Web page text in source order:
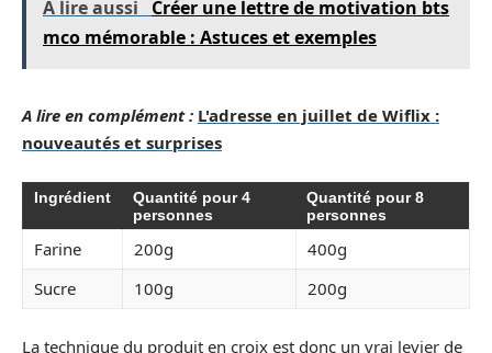
A lire aussi
Créer une lettre de motivation bts
mco mémorable : Astuces et exemples
A lire en complément : L'adresse en juillet de Wiflix :
nouveautés et surprises
Ingrédient
Quantité pour 4
personnes
Quantité pour 8
personnes
Farine 200g
400g
Sucre
100g 200g
La technique du produit en croix est donc un vrai levier de